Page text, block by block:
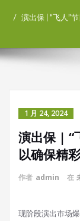
演出保 | “飞人”
1 月 24, 2024
演出保 | “
以确保精
作者 admin 在
现阶段演出市场爆